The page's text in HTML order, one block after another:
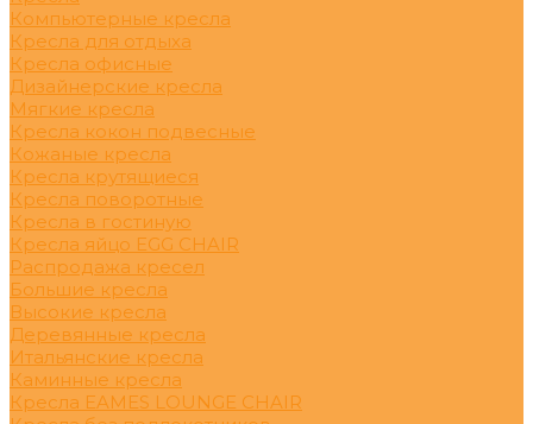
Компьютерные кресла
Кресла для отдыха
Кресла офисные
Дизайнерские кресла
Мягкие кресла
Кресла кокон подвесные
Кожаные кресла
Кресла крутящиеся
Кресла поворотные
Кресла в гостиную
Кресла яйцо EGG CHAIR
Распродажа кресел
Большие кресла
Высокие кресла
Деревянные кресла
Итальянские кресла
Каминные кресла
Кресла EAMES LOUNGE CHAIR